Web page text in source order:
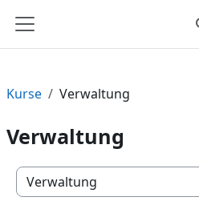
Website-Übersicht
Kurse Verwaltung
Verwaltung
Kursbereiche